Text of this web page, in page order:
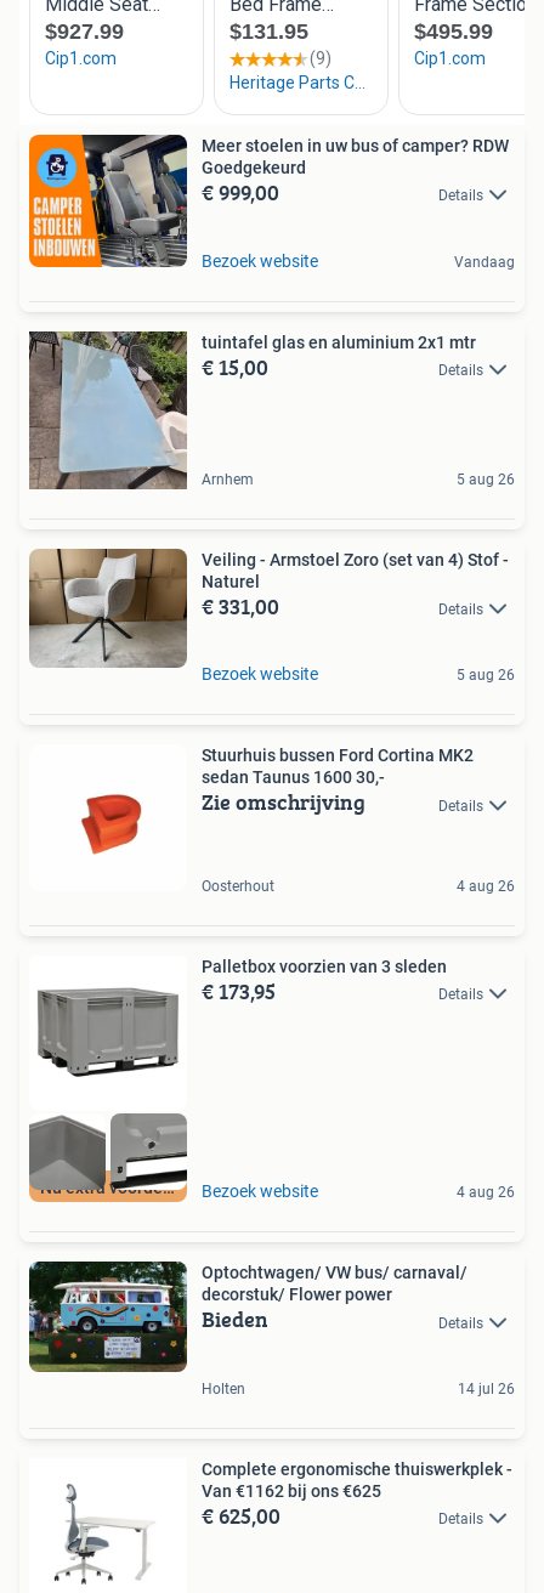
Meer stoelen in uw bus of camper? RDW
Goedgekeurd
€ 999,00 Details
Bezoek website Vandaag
tuintafel glas en aluminium 2x1 mtr
€ 15,00 Details
Arnhem 5 aug 26
Veiling - Armstoel Zoro (set van 4) Stof -
Naturel
€ 331,00 Details
Bezoek website 5 aug 26
Stuurhuis bussen Ford Cortina MK2
sedan Taunus 1600 30,-
Zie omschrijving Details
Oosterhout 4 aug 26
Nu extra voordeel
Palletbox voorzien van 3 sleden
€ 173,95 Details
Bezoek website 4 aug 26
Optochtwagen/ VW bus/ carnaval/
decorstuk/ Flower power
Bieden Details
Holten 14 jul 26
Complete ergonomische thuiswerkplek -
Van €1162 bij ons €625
€ 625,00 Details